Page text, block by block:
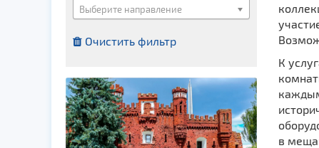
Мечети
Кладбище
Культурные центры
Театры
Выберите направление
Очистить фильтр
К
в